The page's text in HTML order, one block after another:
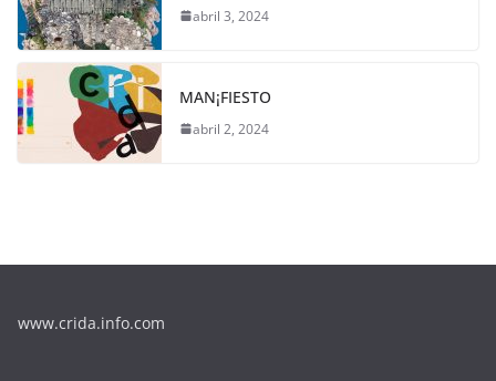
abril 3, 2024
MAN¡FIESTO
abril 2, 2024
www.crida.info.com